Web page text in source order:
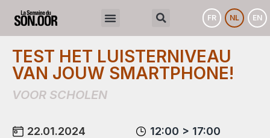
FR NL EN
TEST HET LUISTERNIVEAU
VAN JOUW SMARTPHONE!
VOOR SCHOLEN
22.01.2024
12:00 > 17:00